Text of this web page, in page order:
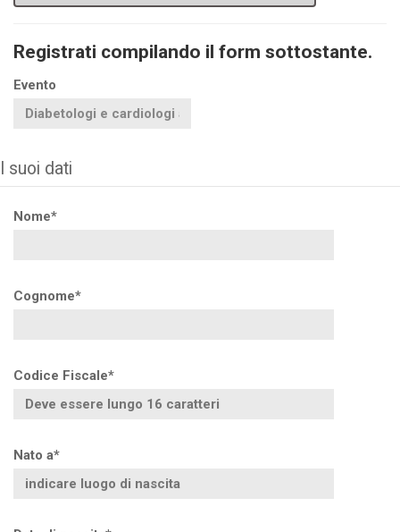
Registrati compilando il form sottostante.
Evento
I suoi dati
Nome*
Cognome*
Codice Fiscale*
Nato a*